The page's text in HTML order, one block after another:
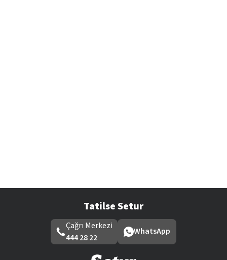
Tatilse Setur
Çağrı Merkezi
444 28 22
WhatsApp